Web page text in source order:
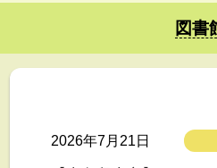
図書
2026年7月21日